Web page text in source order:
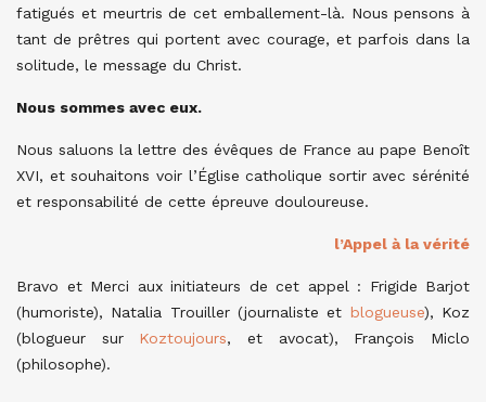
fatigués et meurtris de cet emballement-là. Nous pensons à
tant de prêtres qui portent avec courage, et parfois dans la
solitude, le message du Christ.
Nous sommes avec eux.
Nous saluons la lettre des évêques de France au pape Benoît
XVI, et souhaitons voir l’Église catholique sortir avec sérénité
et responsabilité de cette épreuve douloureuse.
l’Appel à la vérité
Bravo et Merci aux initiateurs de cet appel : Frigide Barjot
(humoriste), Natalia Trouiller (journaliste et blogueuse), Koz
(blogueur sur Koztoujours, et avocat), François Miclo
(philosophe).